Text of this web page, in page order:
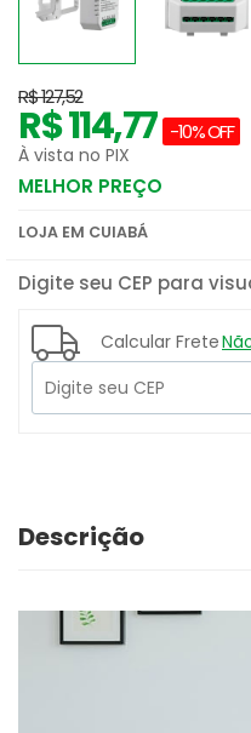
R$ 127,52
R$ 114,77 -10% OFF
À vista no PIX
MELHOR PREÇO
LOJA EM CUIABÁ
Digite seu CEP para
Calcular Frete
Descrição